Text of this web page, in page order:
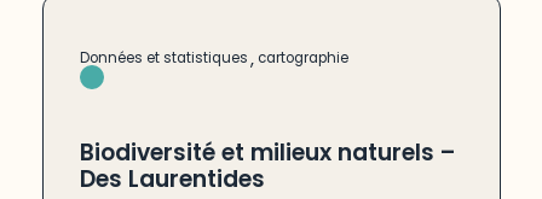
Données et statistiques, cartographie
Biodiversité et milieux naturels –
Des Laurentides